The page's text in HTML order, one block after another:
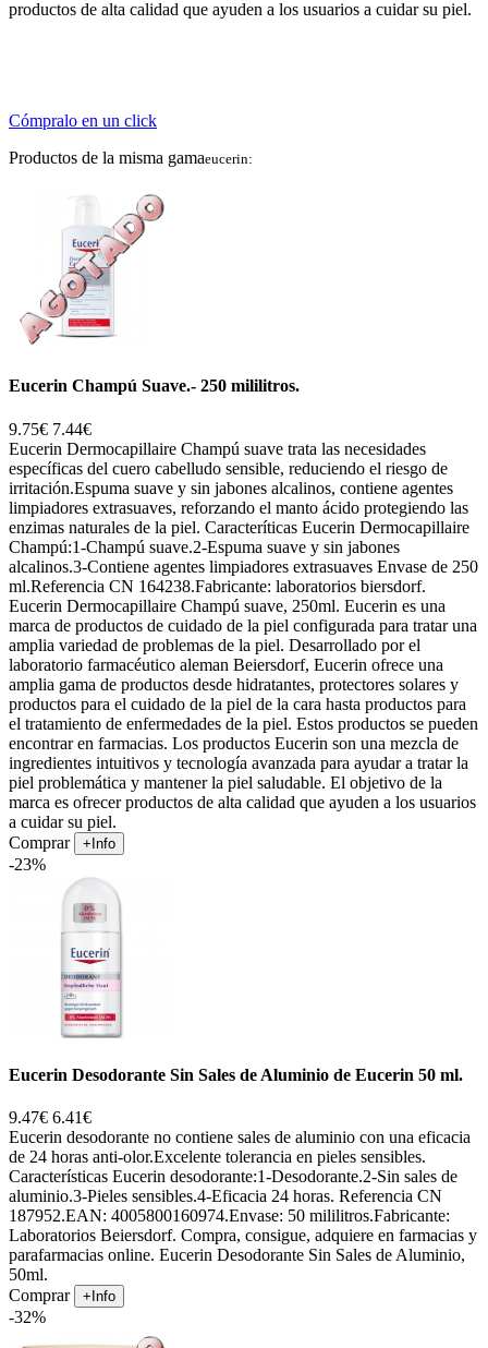
productos de alta calidad que ayuden a los usuarios a cuidarsu piel.
Cómpralo en un click
Productos de la misma gamaeucerin:
Eucerin Champú Suave.- 250 mililitros.
9.75€ 7.44€
Eucerin Dermocapillaire Champú suave trata las necesidades
específicas del cuero cabelludo sensible, reduciendo el riesgo de
irritación.Espuma suave y sin jabones alcalinos, contiene agentes
limpiadores extrasuaves, reforzando el manto ácido protegiendo las
enzimas naturales de la piel. Caracteríticas Eucerin Dermocapillaire
Champú:1-Champú suave.2-Espuma suave y sin jabones
alcalinos.3-Contiene agentes limpiadores extrasuaves Envase de 250
ml.Referencia CN 164238.Fabricante: laboratorios biersdorf.
Eucerin Dermocapillaire Champú suave, 250ml. Eucerin es una
marca de productos de cuidado de la piel configurada para tratar una
amplia variedad de problemas de la piel. Desarrollado por el
laboratorio farmacéutico aleman Beiersdorf, Eucerin ofrece una
amplia gama de productos desde hidratantes, protectores solares y
productos para el cuidado de la piel de la cara hasta productos para
el tratamiento de enfermedades de la piel. Estos productos se pueden
encontrar en farmacias. Los productos Eucerin son una mezcla de
ingredientes intuitivos y tecnología avanzada para ayudar a tratar la
piel problemática y mantener la piel saludable. El objetivo de la
marca es ofrecer productos de alta calidad que ayuden a los usuarios
a cuidar su piel.
Comprar
+Info
-23%
Eucerin Desodorante Sin Sales de Aluminio de Eucerin 50 ml.
9.47€ 6.41€
Eucerin desodorante no contiene sales de aluminio con una eficacia
de 24 horas anti-olor.Excelente tolerancia en pieles sensibles.
Características Eucerin desodorante:1-Desodorante.2-Sin sales de
aluminio.3-Pieles sensibles.4-Eficacia 24 horas. Referencia CN
187952.EAN: 4005800160974.Envase: 50 mililitros.Fabricante:
Laboratorios Beiersdorf. Compra, consigue, adquiere en farmacias y
parafarmacias online. Eucerin Desodorante Sin Sales de Aluminio,
50ml.
Comprar
+Info
-32%